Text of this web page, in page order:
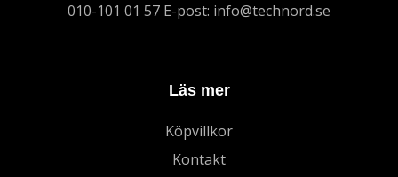
010-101 01 57 E-post: info@technord.se
Läs mer
Köpvillkor
Kontakt